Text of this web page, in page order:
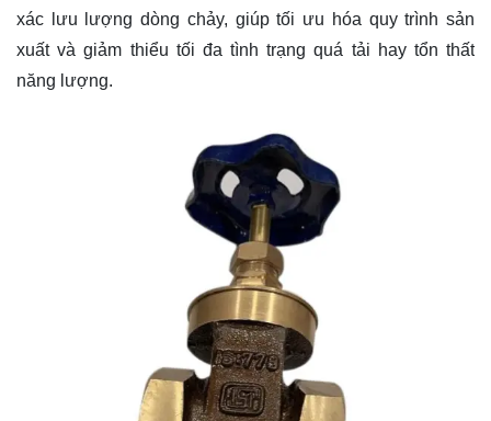
xác lưu lượng dòng chảy, giúp tối ưu hóa quy trình sản
xuất và giảm thiểu tối đa tình trạng quá tải hay tổn thất
năng lượng.